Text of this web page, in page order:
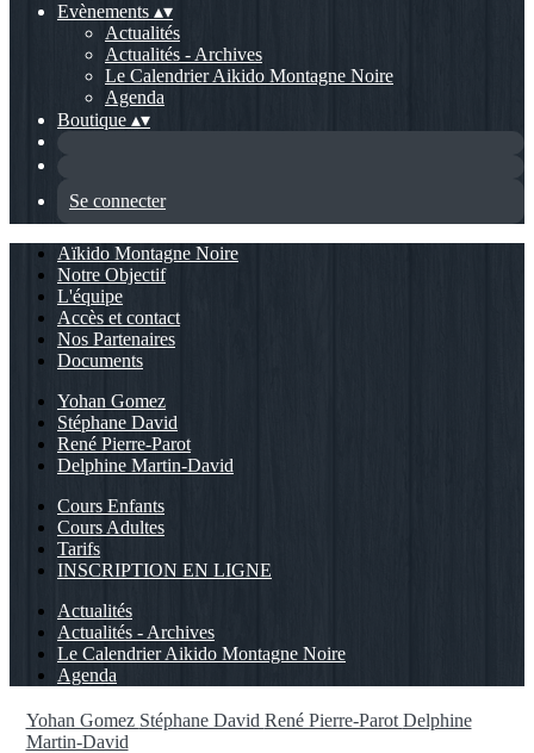
Evènements ▴▾
Actualités
Actualités - Archives
Le Calendrier Aikido Montagne Noire
Agenda
Boutique ▴▾
Se connecter
Aïkido Montagne Noire
Notre Objectif
L'équipe
Accès et contact
Nos Partenaires
Documents
Yohan Gomez
Stéphane David
René Pierre-Parot
Delphine Martin-David
Cours Enfants
Cours Adultes
Tarifs
INSCRIPTION EN LIGNE
Actualités
Actualités - Archives
Le Calendrier Aikido Montagne Noire
Agenda
Yohan Gomez Stéphane David René Pierre-Parot Delphine
Martin-David